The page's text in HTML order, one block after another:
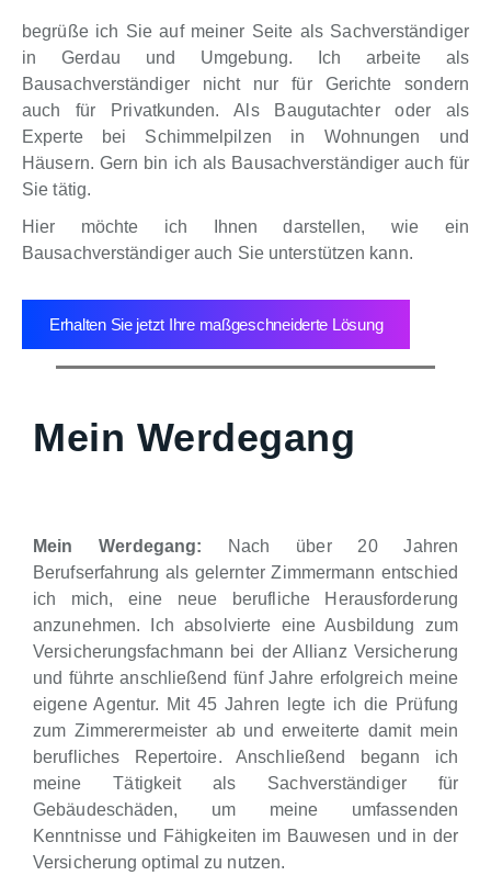
begrüße ich Sie auf meiner Seite als Sachverständiger
in Gerdau und Umgebung. Ich arbeite als
Bausachverständiger nicht nur für Gerichte sondern
auch für Privatkunden. Als Baugutachter oder als
Experte bei Schimmelpilzen in Wohnungen und
Häusern. Gern bin ich als Bausachverständiger auch für
Sie tätig.
Hier möchte ich Ihnen darstellen, wie ein
Bausachverständiger auch Sie unterstützen kann.
Erhalten Sie jetzt Ihre maßgeschneiderte Lösung
Mein Werdegang
Mein Werdegang: Nach über 20 Jahren
Berufserfahrung als gelernter Zimmermann entschied
ich mich, eine neue berufliche Herausforderung
anzunehmen. Ich absolvierte eine Ausbildung zum
Versicherungsfachmann bei der Allianz Versicherung
und führte anschließend fünf Jahre erfolgreich meine
eigene Agentur. Mit 45 Jahren legte ich die Prüfung
zum Zimmerermeister ab und erweiterte damit mein
berufliches Repertoire. Anschließend begann ich
meine Tätigkeit als Sachverständiger für
Gebäudeschäden, um meine umfassenden
Kenntnisse und Fähigkeiten im Bauwesen und in der
Versicherung optimal zu nutzen.